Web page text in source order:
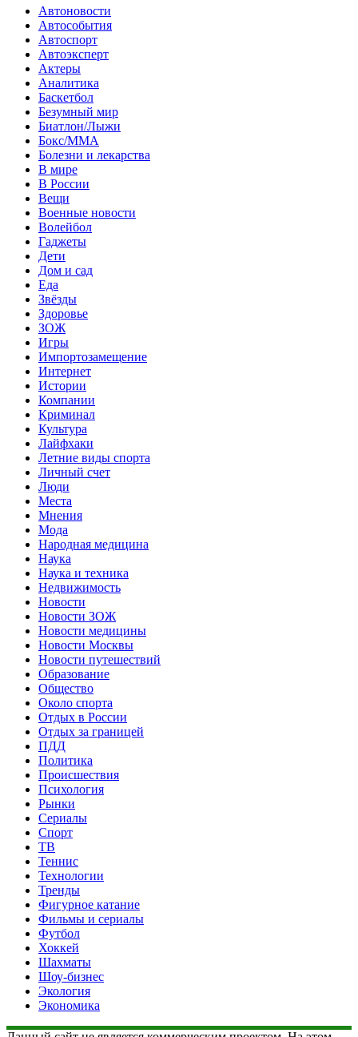
Автоновости
Автособытия
Автоспорт
Автоэксперт
Актеры
Аналитика
Баскетбол
Безумный мир
Биатлон/Лыжи
Бокс/MMA
Болезни и лекарства
В мире
В России
Вещи
Военные новости
Волейбол
Гаджеты
Дети
Дом и сад
Еда
Звёзды
Здоровье
ЗОЖ
Игры
Импортозамещение
Интернет
Истории
Компании
Криминал
Культура
Лайфхаки
Летние виды спорта
Личный счет
Люди
Места
Мнения
Мода
Народная медицина
Наука
Наука и техника
Недвижимость
Новости
Новости ЗОЖ
Новости медицины
Новости Москвы
Новости путешествий
Образование
Общество
Около спорта
Отдых в России
Отдых за границей
ПДД
Политика
Происшествия
Психология
Рынки
Сериалы
Спорт
ТВ
Теннис
Технологии
Тренды
Фигурное катание
Фильмы и сериалы
Футбол
Хоккей
Шахматы
Шоу-бизнес
Экология
Экономика